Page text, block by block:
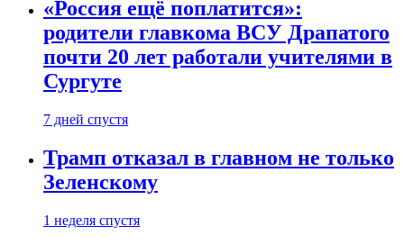
«Россия ещё поплатится»:
родители главкома ВСУ Драпатого
почти 20 лет работали учителями в
Сургуте
7 дней спустя
Трамп отказал в главном не только
Зеленскому
1 неделя спустя